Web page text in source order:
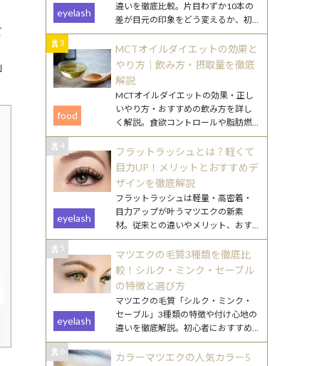
eyelash
違いを徹底比較。片目わずか10本の
差が目元の印象をどう変えるか、初
心者向けの選び方やまつ毛ケアのポ
イントも詳しく解説します。
3
MCTオイルダイエットの効果と
やり方｜飲み方・摂取量を徹底
解説
food
MCTオイルダイエットの効果・正し
いやり方・おすすめの飲み方を詳し
く解説。食欲コントロールや脂肪燃
焼のメカニズムから、毎日続けるコ
ツまで丁寧にご紹介します。
4
フラットラッシュとは？軽くて
目力UP！メリットとおすすめデ
ザインを徹底解説
eyelash
フラットラッシュは軽量・高密着・
目力アップが叶うマツエクの新素
材。従来との違いやメリット、おす
すめデザインをわかりやすく解説し
ます。
5
マツエクの毛質3種類を徹底比
較！シルク・ミンク・セーブル
の特徴と選び方
eyelash
マツエクの毛質「シルク・ミンク・
セーブル」3種類の特徴や付け心地の
違いを徹底解説。初心者におすすめ
の選び方や、なりたい目元別のポイ
ントもご紹介します。
6
カラーマツエクの人気カラー5